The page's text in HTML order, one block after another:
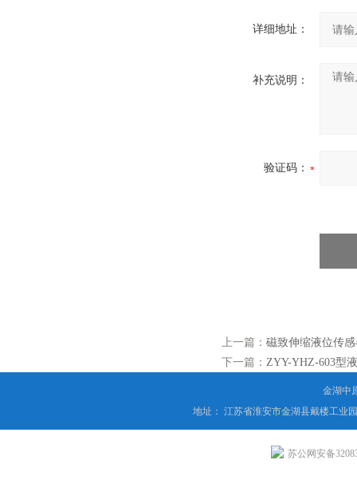
详细地址：
补充说明：
验证码：
上一篇： 磁致伸缩液位传
下一篇： ZYY-YHZ-603型
金湖中
地址： 江苏省淮安市金湖县戴楼工业
苏公网安备